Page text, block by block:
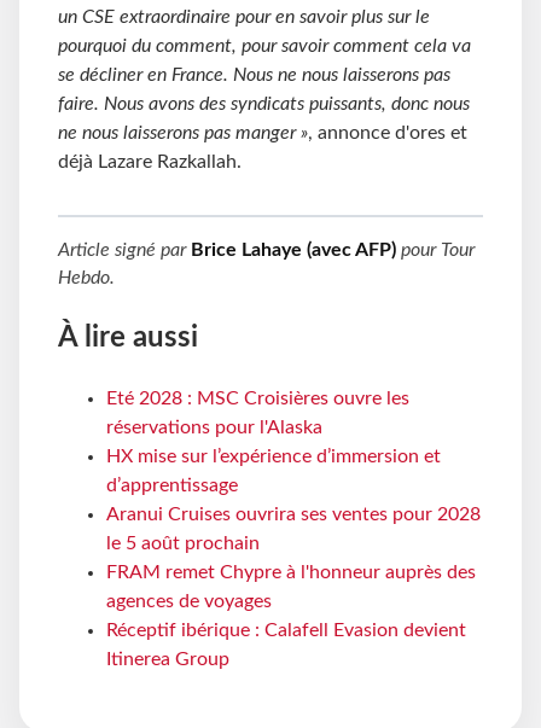
un CSE extraordinaire pour en savoir plus sur le
pourquoi du comment, pour savoir comment cela va
se décliner en France. Nous ne nous laisserons pas
faire. Nous avons des syndicats puissants, donc nous
ne nous laisserons pas manger », annonce d'ores et
déjà Lazare Razkallah.
Article signé par Brice Lahaye (avec AFP) pour Tour
Hebdo.
À lire aussi
Eté 2028 : MSC Croisières ouvre les
réservations pour l'Alaska
HX mise sur l’expérience d’immersion et
d’apprentissage
Aranui Cruises ouvrira ses ventes pour 2028
le 5 août prochain
FRAM remet Chypre à l'honneur auprès des
agences de voyages
Réceptif ibérique : Calafell Evasion devient
Itinerea Group